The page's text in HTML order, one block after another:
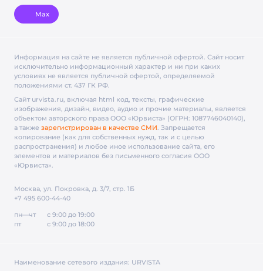
Max
Информация на сайте не является публичной офертой. Cайт носит
исключительно информационный характер и ни при каких
условиях не является публичной офертой, определяемой
положениями ст. 437 ГК РФ.
Сайт urvista.ru, включая html код, тексты, графические
изображения, дизайн, видео­, аудио­ и прочие материалы, является
объектом авторского права ООО «Юрвиста» (ОГРН: 1087746040140),
а также зарегистрирован в качестве СМИ. Запрещается
копирование (как для собственных нужд, так и с целью
распространения) и любое иное использование сайта, его
элементов и материалов без письменного согласия ООО
«Юрвиста».
Москва, ул. Покровка, д. 3/7, стр. 1Б
+7 495 600-44-40
пн—чт
с 9:00 до 19:00
пт
с 9:00 до 18:00
Наименование сетевого издания: URVISTA